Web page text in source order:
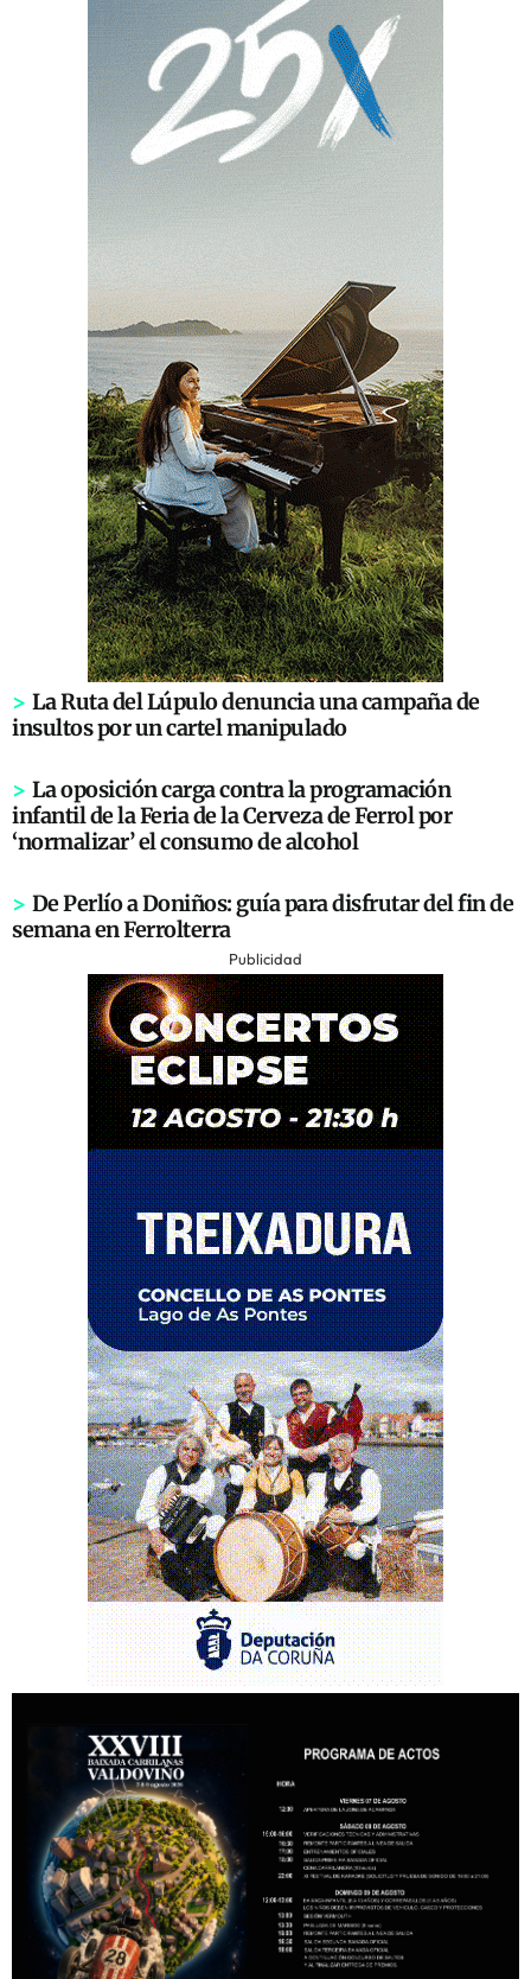
> La Ruta del Lúpulo denuncia una campaña de
insultos por un cartel manipulado
> La oposición carga contra la programación
infantil de la Feria de la Cerveza de Ferrol por
‘normalizar’ el consumo de alcohol
> De Perlío a Doniños: guía para disfrutar del fin de
semana en Ferrolterra
Publicidad